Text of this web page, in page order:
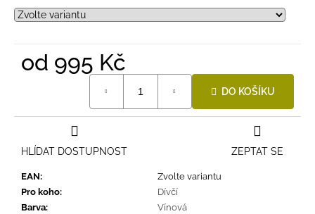
od 995 Kč
DO KOŠÍKU
EAN:
Zvolte variantu
Pro koho:
Dívčí
Barva:
Vínová
ZEPTAT SE
HLÍDAT DOSTUPNOST